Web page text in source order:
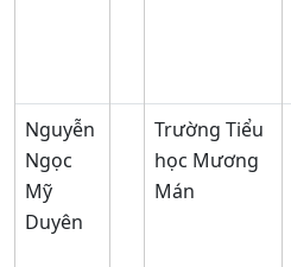
Nguyễn
Ngọc
Mỹ
Duyên
Trường Tiểu
học Mương
Mán